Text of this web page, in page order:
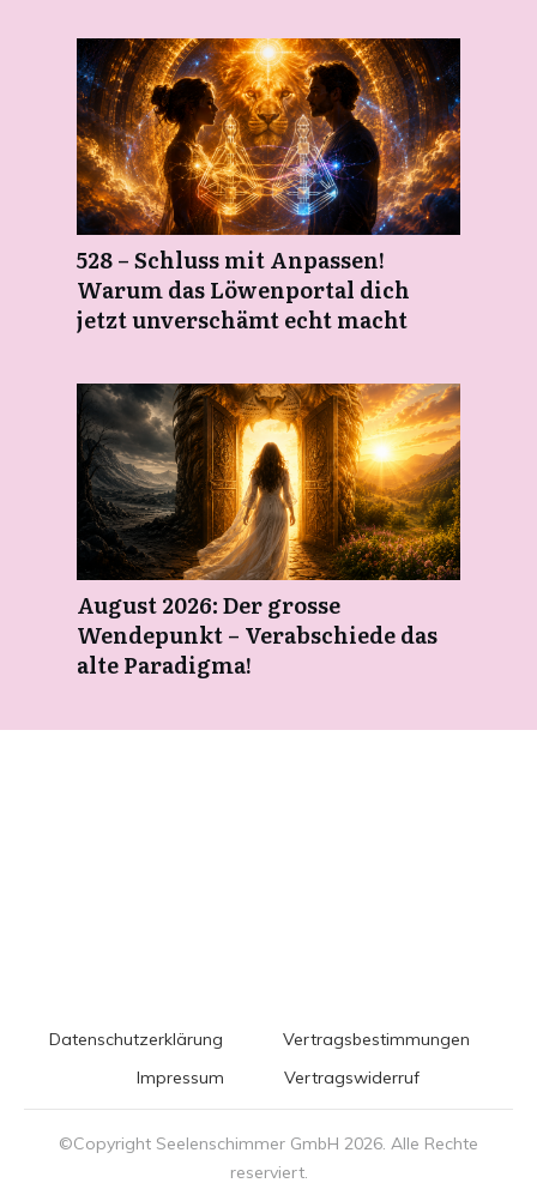
528 – Schluss mit Anpassen!
Warum das Löwenportal dich
jetzt unverschämt echt macht
August 2026: Der grosse
Wendepunkt – Verabschiede das
alte Paradigma!
Datenschutzerklärung
Vertragsbestimmungen
Impressum
Vertragswiderruf
©Copyright Seelenschimmer GmbH 2026. Alle Rechte
reserviert.